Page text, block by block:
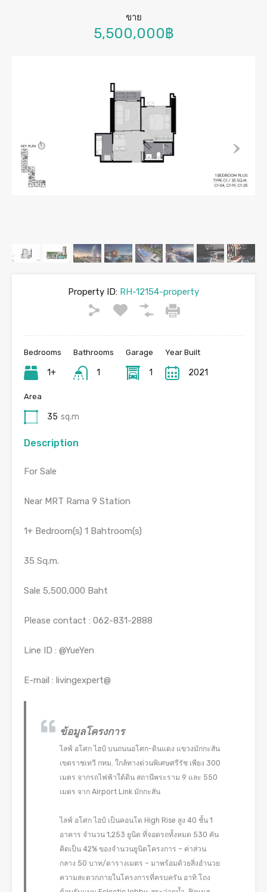
ขาย
5,500,000฿
Property ID: RH-12154-property
Bedrooms
1+
Bathrooms
1
Garage
1
Year Built
2021
Area
35 sq.m
Description
For Sale
Near MRT Rama 9 Station
1+ Bedroom(s) 1 Bahtroom(s)
35 Sq.m.
Sale 5,500,000 Baht
Please contact : 062-831-2888
Line ID : @YueYen
E-mail : livingexpert@
ข้อมูลโครงการ
ไลฟ์ อโศก ไฮป์ บนถนนอโศก-ดินแดง แขวงมักกะสัน
เขตราชเทวี กทม. ใกล้ทางด่วนพิเศษศรีรัช เพียง 300
เมตร จากรถไฟฟ้าใต้ดิน สถานีพระราม 9 และ 550
เมตร จาก Airport Link มักกะสัน
ไลฟ์ อโศก ไฮป์ เป็นคอนโด High Rise สูง 40 ชั้น 1
อาคาร จำนวน 1,253 ยูนิต ที่จอดรถทั้งหมด 530 คัน
คิดเป็น 42% ของจำนวนยูนิตโครงการ – ค่าส่วน
กลาง 50 บาท/ตารางเมตร – มาพร้อมด้วยสิ่งอำนวย
ความสะดวกภายในโครงการที่ครบครัน อาทิ โถง